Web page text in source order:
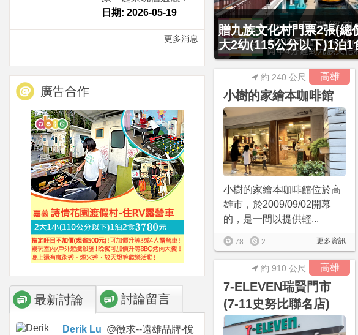
日期: 2026-05-19
更多消息
廣告合作
最新討論 討論留言
Derik Lu @徵求--遠雄品牌-悅
贈九族文化村門票2張(總
大2幼(115公分以下)1泊
高雄
小樹的家繪本咖啡館
約 240 公尺
小樹的家繪本咖啡館位於高
雄市，於2009/09/02開幕
的，是一間以提供輕...
更多資訊
78 2
高雄
7-ELEVEN瑞賢門市
(7-11史努比聯名店)
約 910 公尺